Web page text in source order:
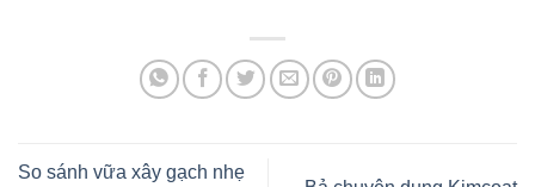
So sánh vữa xây gạch nhẹ